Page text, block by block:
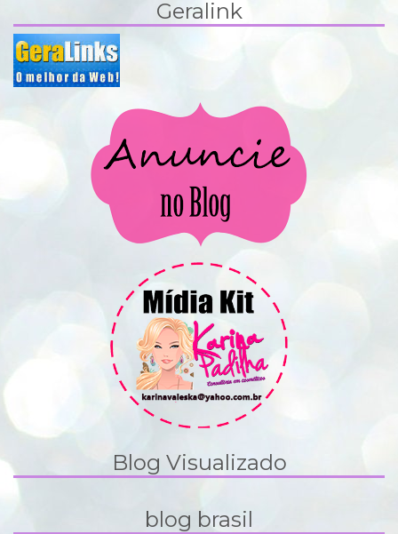
Geralink
Blog Visualizado
blog brasil